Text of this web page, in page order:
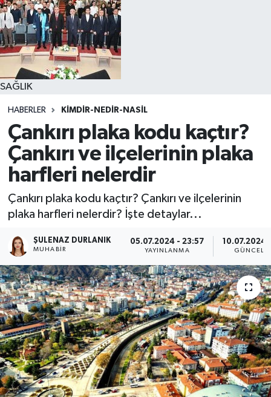
SAĞLIK
HABERLER KIMDIR-NEDIR-NASIL
Çankırı plaka kodu kaçtır?
Çankırı ve ilçelerinin plaka
harfleri nelerdir
Çankırı plaka kodu kaçtır? Çankırı ve ilçelerinin
plaka harfleri nelerdir? İşte detaylar...
ŞULENAZ DURLANIK
MUHABIR
05.07.2024 - 23:57
YAYINLANMA
10.07.2024